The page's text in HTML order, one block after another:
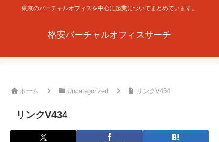
東京のバーチャルオフィスを中心に起業についてまとめています。
格安バーチャルオフィスサーチ
ホーム Uncategorized リンクV434
リンクV434